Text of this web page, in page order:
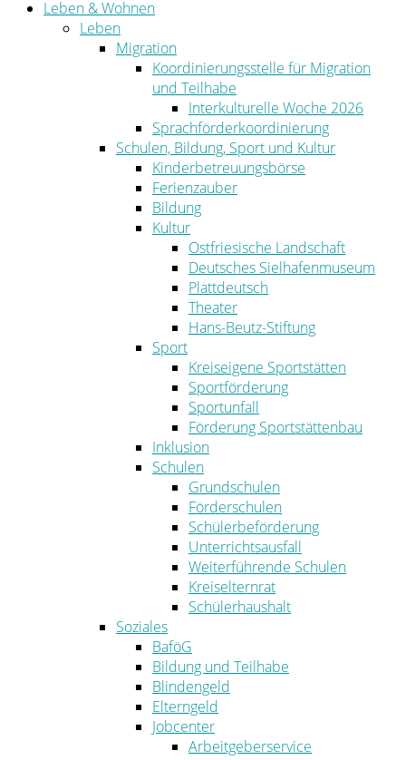
Leben & Wohnen
Leben
Migration
Koordinierungsstelle für Migration
und Teilhabe
Interkulturelle Woche 2026
Sprachförderkoordinierung
Schulen, Bildung, Sport und Kultur
Kinderbetreuungsbörse
Ferienzauber
Bildung
Kultur
Ostfriesische Landschaft
Deutsches Sielhafenmuseum
Plattdeutsch
Theater
Hans-Beutz-Stiftung
Sport
Kreiseigene Sportstätten
Sportförderung
Sportunfall
Förderung Sportstättenbau
Inklusion
Schulen
Grundschulen
Förderschulen
Schülerbeförderung
Unterrichtsausfall
Weiterführende Schulen
Kreiselternrat
Schülerhaushalt
Soziales
BaföG
Bildung und Teilhabe
Blindengeld
Elterngeld
Jobcenter
Arbeitgeberservice